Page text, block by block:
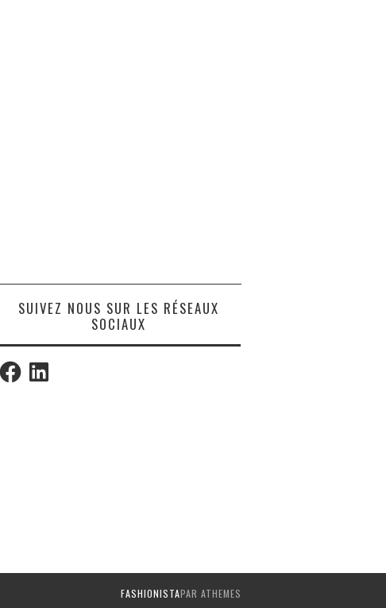
SUIVEZ NOUS SUR LES RÉSEAUX
SOCIAUX
FacebookLinkedIn
FASHIONISTAPAR ATHEMES